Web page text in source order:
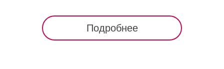
Подробнее